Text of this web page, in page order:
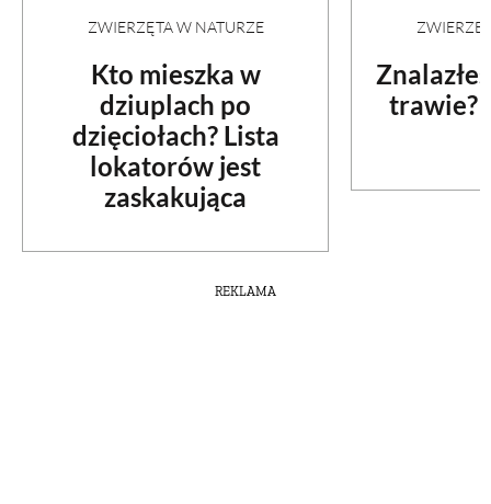
ZWIERZĘTA W NATURZE
Kto mieszka w
dziuplach po
dzięciołach? Lista
lokatorów jest
zaskakująca
trawie?
REKLAMA